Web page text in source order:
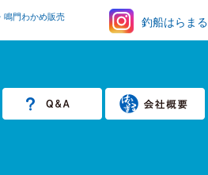
鳴門わかめ販売 釣船はらまる